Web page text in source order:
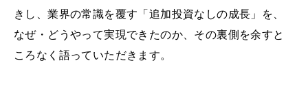
きし、業界の常識を覆す「追加投資なしの成長」を、
なぜ・どうやって実現できたのか、その裏側を余すと
ころなく語っていただきます。